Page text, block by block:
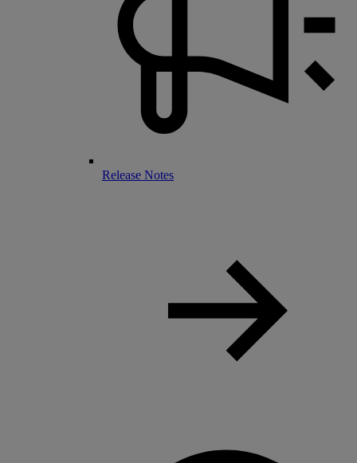
Release Notes